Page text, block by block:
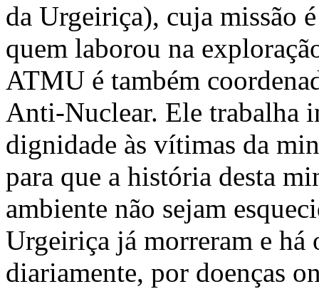
da Urgeiriça), cuja missão
quem laborou na
ATMU é também
Anti-Nuclear. Ele trabalha
dignidade às vítimas da
para que a história desta
ambiente não sejam
Urgeiriça já morreram e há
diariamente, por doenças